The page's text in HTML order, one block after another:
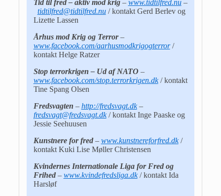
Tid til fred – aktiv mod krig– www.tidtilfred.nu–
tidtilfred@tidtilfred.nu/ kontakt Gerd Berlev og
Lizette Lassen
Århus mod Krig og Terror–
www.facebook.com/aarhusmodkrigogterror/
kontakt Helge Ratzer
Stop terrorkrigen – Ud af NATO –
www.facebook.com/stop.terrorkrigen.dk/ kontakt
Tine Spang Olsen
Fredsvagten – http://fredsvagt.dk–
fredsvagt@fredsvagt.dk/ kontakt Inge Paaske og
Jessie Seehuusen
Kunstnere for fred– www.kunstnereforfred.dk/
kontakt Kuki Lise Møller Christensen
Kvindernes Internationale Liga for Fred og
Frihed– www.kvindefredsliga.dk/ kontakt Ida
Harsløf